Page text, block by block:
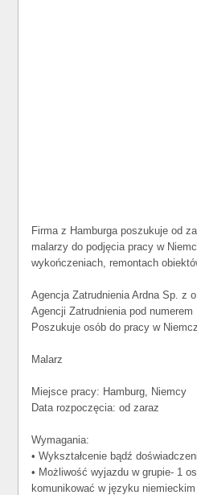
Firma z Hamburga poszukuje od
malarzy do podjęcia pracy w
wykończeniach, remontach
Agencja Zatrudnienia Ardna Sp. z
Agencji Zatrudnienia pod numerem
Poszukuje osób do pracy w
Malarz
Miejsce pracy: Hamburg, Niemcy
Data rozpoczęcia: od zaraz
Wymagania:
• Wykształcenie bądź
• Możliwość wyjazdu w grupie- 1
komunikować w języku niemieckim